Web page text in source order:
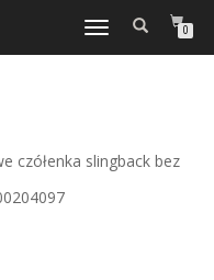
WŁĄCZ
NAWIGACJĘ
0
czółenka slingback bez